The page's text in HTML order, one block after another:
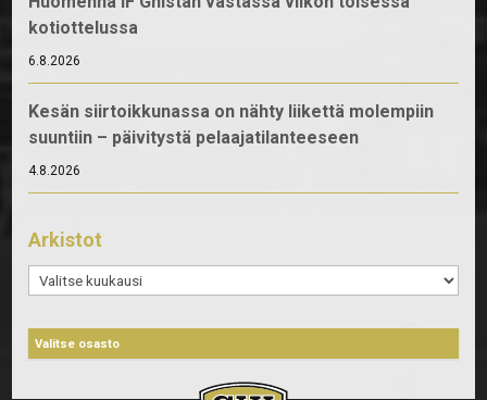
kotiottelussa
6.8.2026
Kesän siirtoikkunassa on nähty liikettä molempiin
suuntiin – päivitystä pelaajatilanteeseen
4.8.2026
Arkistot
Arkistot